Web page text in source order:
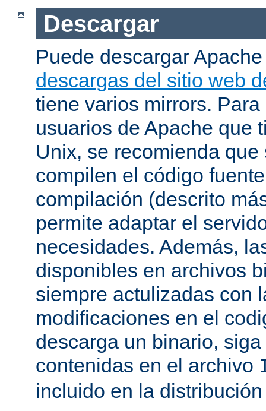
Descargar
Puede descargar
descargas del sitio web
tiene varios mirrors.
usuarios de Apache que
Unix, se recomienda
compilen el código
compilación (descrito
permite adaptar el
necesidades. Además,
disponibles en archivos
siempre actulizadas con
modificaciones en el
descarga un binario,
contenidas en el archivo
incluido en la distribución